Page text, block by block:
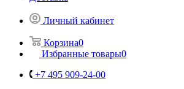
Личный кабинет
Корзина0
Избранные товары0
+7 495 909-24-00